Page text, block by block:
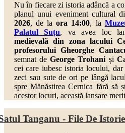
Nu în fiecare zi istoria adâncă a
planul unui eveniment cultural
2026, de laora 14:00, la
Palatul Suțu, va avea loc
medievală din zona lacului
profesorului Gheorghe
semnat deGeorge Trohani și
cei care iubesc istoria locului,
zeci sau sute de ori pe lângă
spre Mănăstirea Cernica fără să
acestor locuri, această lansare
Tanganu - File De